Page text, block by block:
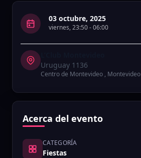
03 octubre, 2025
viernes,23:50-06:00
Uruguay 1136
Centro de Montevideo , Montevideo
Acerca del evento
CATEGORÍA
Fiestas